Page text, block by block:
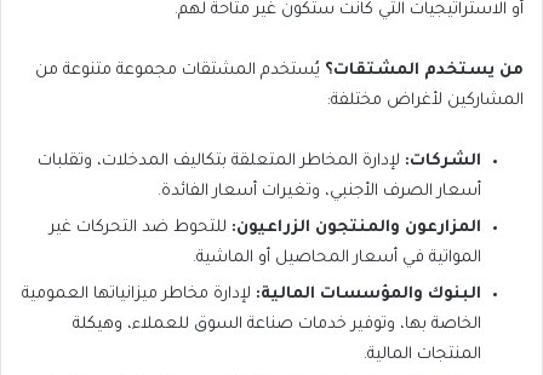
أو الاستراتيجيات التي كانت ستكون غير متاحة لهم.
من يستخدم المشتقات؟ يُستخدم المشتقات مجموعة متنوعة من
المشاركين لأغراض مختلفة:
الشركات: لإدارة المخاطر المتعلقة بتكاليف المدخلات، وتقلبات
أسعار الصرف الأجنبي، وتغيرات أسعار الفائدة.
المزارعون والمنتجون الزراعيون: للتحوط ضد التحركات غير
المواتية في أسعار المحاصيل أو الماشية.
البنوك والمؤسسات المالية: لإدارة مخاطر ميزانياتها العمومية
الخاصة بها، وتوفير خدمات صناعة السوق للعملاء، وهيكلة
المنتجات المالية.